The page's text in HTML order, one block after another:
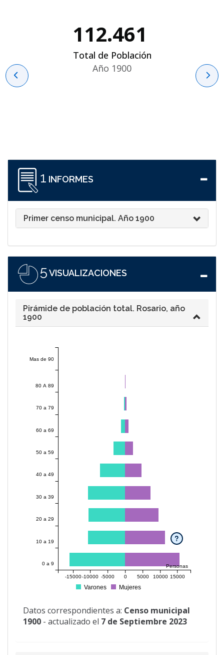
112.461
Total de Población
Año 1900
1 INFORMES
Primer censo municipal. Año 1900
5VISUALIZACIONES
Pirámide de población total. Rosario, año
1900
Mas de 90
80 A 89
70 a 79
60 a 69
50 a 59
40 a 49
30 a 39
20 a 29
10 a 19
0 a 9 Personas
-15000-10000 -5000 0 5000 10000 15000
Varones Mujeres
?
Datos correspondientes a: Censo municipal
1900 - actualizado el 7 de Septiembre 2023